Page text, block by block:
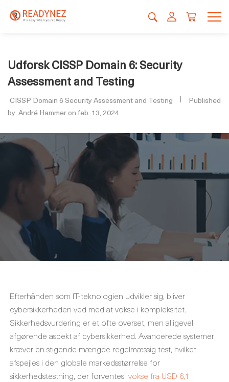
Udforsk CISSP Domain 6: Security
Assessment and Testing
CISSP Domain 6 Security Assessment and Testing
Published
by: André Hammer on feb. 13, 2024
Efterhånden som IT-teknologien udvikler sig, bliver
cybersikkerheden ved med at vokse i kompleksitet.
Sikkerhedsvurdering er et ofte overset, men alligevel
afgørende aspekt af cybersikkerhed. Avancerede systemer
kræver en stigende mængde regelmæssig test, hvilket
afspejles i den globale markedsstørrelse for
sikkerhedstestning, der forventes vokse fra USD 6,1